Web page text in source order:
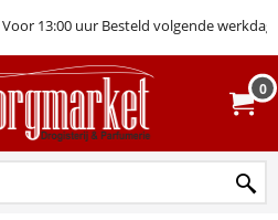
Voor 13:00 uur Besteld volgende werkdag
0